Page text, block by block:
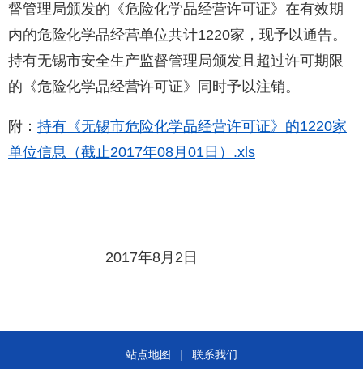
督管理局颁发的《危险化学品经营许可证》在有效期
内的危险化学品经营单位共计1220家，现予以通告。
持有无锡市安全生产监督管理局颁发且超过许可期限
的《危险化学品经营许可证》同时予以注销。
附： 持有《无锡市危险化学品经营许可证》的1220家
单位信息（截止2017年08月01日）.xls
2017年8月2日
站点地图 | 联系我们